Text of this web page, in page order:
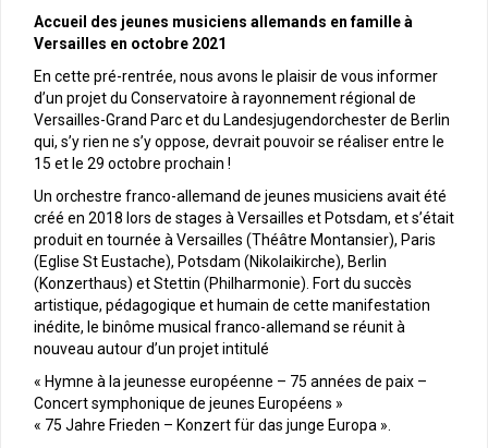
Accueil des jeunes musiciens allemands en famille à
Versailles en octobre 2021
En cette pré-rentrée, nous avons le plaisir de vous informer
d’un projet du Conservatoire à rayonnement régional de
Versailles-Grand Parc et du Landesjugendorchester de Berlin
qui, s’y rien ne s’y oppose, devrait pouvoir se réaliser entre le
15 et le 29 octobre prochain !
Un orchestre franco-allemand de jeunes musiciens avait été
créé en 2018 lors de stages à Versailles et Potsdam, et s’était
produit en tournée à Versailles (Théâtre Montansier), Paris
(Eglise St Eustache), Potsdam (Nikolaikirche), Berlin
(Konzerthaus) et Stettin (Philharmonie). Fort du succès
artistique, pédagogique et humain de cette manifestation
inédite, le binôme musical franco-allemand se réunit à
nouveau autour d’un projet intitulé
« Hymne à la jeunesse européenne – 75 années de paix –
Concert symphonique de jeunes Européens »
« 75 Jahre Frieden – Konzert für das junge Europa ».